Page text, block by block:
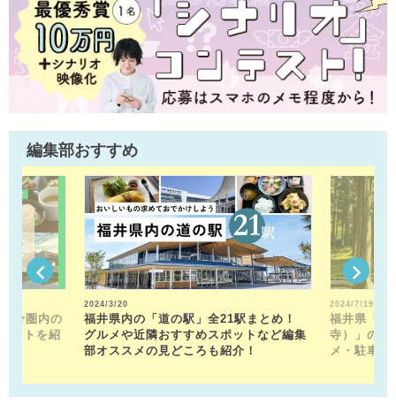
編集部おすすめ
分圏内の
ットを紹
2024/3/20
福井県内の「道の駅」全21駅まとめ！
グルメや近隣おすすめスポットなど編集
部オススメの見どころも紹介！
2024/7/19
福井県「平
寺）」の見
メ・駐車場